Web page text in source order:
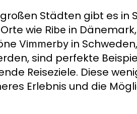
Städten gibt es in
wie Ribe in
Vimmerby in
sind perfekte
Reiseziele. Diese
Erlebnis und die